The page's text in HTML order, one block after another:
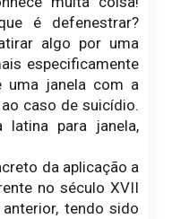
é defenestrar?
algo por uma
especificamente
uma janela com a
caso de suicídio.
latina para janela,
da aplicação a
no século XVII
tendo sido